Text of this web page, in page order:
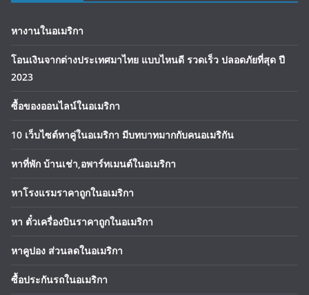
หางานในอเมริกา
โอนเงินจากต่างประเทศมาไทย แบบไหนดี รวดเร็ว ปลอดภัยที่สุด ปี
2023
ซื้อของออนไลน์ในอเมริกา
10 เว็บไซต์หาคู่ในอเมริกา มีบทบาทมากกับคนอเมริกัน
หาที่พัก บ้านเช่า,อพาร์ทเมนต์ในอเมริกา
หาโรงแรมราคาถูกในอเมริกา
หา ตั๋วเครื่องบินราคาถูกในอเมริกา
หาคูปอง ส่วนลดในอเมริกา
ซื้อประกันรถในอเมริกา